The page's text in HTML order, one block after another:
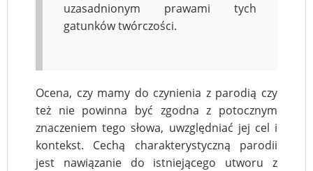
uzasadnionym prawami tych
gatunków twórczości.
Ocena, czy mamy do czynienia z parodią czy
też nie powinna być zgodna z potocznym
znaczeniem tego słowa, uwzględniać jej cel i
kontekst. Cechą charakterystyczną parodii
jest nawiązanie do istniejącego utworu z